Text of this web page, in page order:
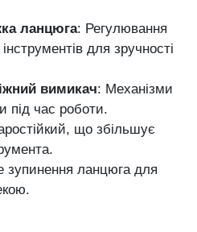
ланцюга: Регулювання
для зручності
вимикач: Механізми
під час роботи.
що збільшує
зупинення ланцюга для